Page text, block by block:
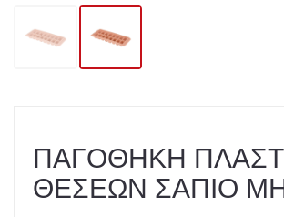
ΠΑΓΟΘΗΚΗ
ΘΕΣΕΩΝ ΣΑΠΙΟ